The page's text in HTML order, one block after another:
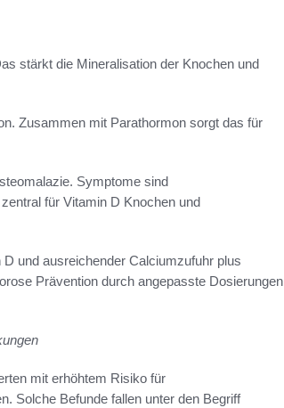
stärkt die Mineralisation der Knochen und
Zusammen mit Parathormon sorgt das für
Symptome sind
für Vitamin D Knochen und
und ausreichender Calciumzufuhr plus
Prävention durch angepasste Dosierungen
mit erhöhtem Risiko für
Solche Befunde fallen unter den Begriff